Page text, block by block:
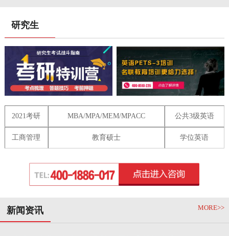
研究生
2021考研 MBA/MPA/MEM/MPACC 公共3级英语
工商管理 教育硕士 学位英语
新闻资讯 MORE>>